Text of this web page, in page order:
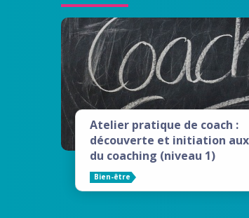
Atelier pratique de coach :
découverte et initiation
du coaching (niveau 1)
Bien-être